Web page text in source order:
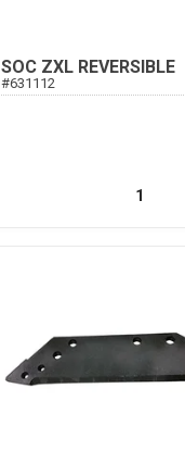
SOC ZXL REVERSIBLE
#631112